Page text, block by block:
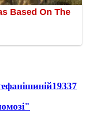
19337